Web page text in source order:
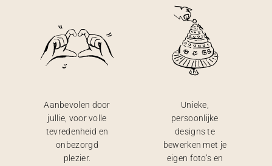
Aanbevolen door
jullie, voor volle
tevredenheid en
onbezorgd
plezier.
Unieke,
persoonlijke
designs te
bewerken met je
eigen foto’s en